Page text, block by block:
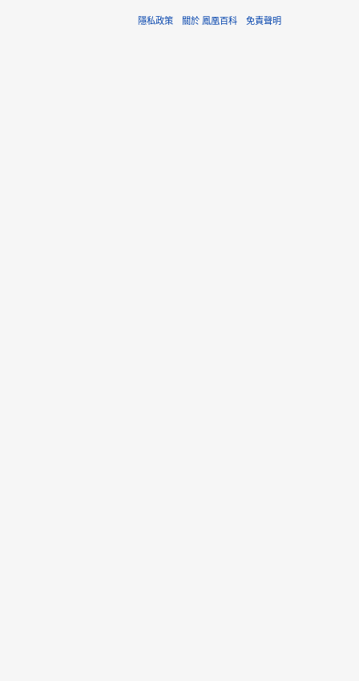
隱私政策 關於 鳳凰百科 免責聲明